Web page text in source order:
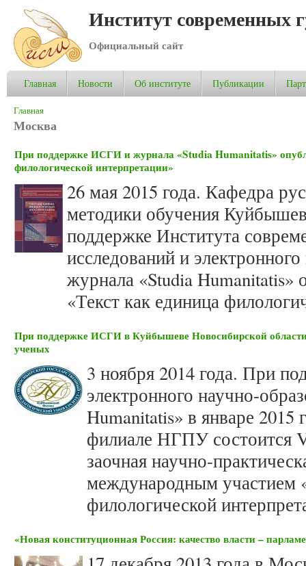
Институт современных
Официальный сайт
Главная Новости Об институте Публикации
Вы здесь
Главная
Москва
При поддержке ИСГИ и журнала «Studia Humanitatis»
филологической интерпретации»
26 мая 2015 года. Кафедра
методики обучения
поддержке Института
исследований и
журнала «Studia Humanitatis»
«Текст как единица
При поддержке ИСГИ в Куйбышеве Новосибирской
ученых
3 ноября 2014 года. При
электронного научно-
Humanitatis» в январе
филиале НГПУ состоится
заочная научно-
международным участием
филологической
«Новая конституционная Россия: качество власти –